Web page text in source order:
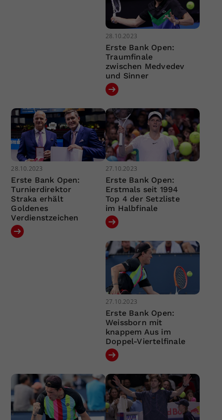
28.10.2023
Erste Bank Open:
Traumfinale
zwischen Medvedev
und Sinner
28.10.2023
Erste Bank Open:
Turnierdirektor
Straka erhält
Goldenes
Verdienstzeichen
27.10.2023
Erste Bank Open:
Erstmals seit 1994
Top 4 der Setzliste
im Halbfinale
27.10.2023
Erste Bank Open:
Weissborn mit
knappem Aus im
Doppel-Viertelfinale